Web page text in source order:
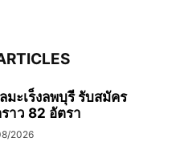
มะเร็งลพบุรี รับสมัคร
าว 82 อัตรา
2026